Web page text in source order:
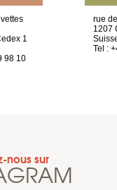
1
98 10
rue
1207
Tel :
nous sur